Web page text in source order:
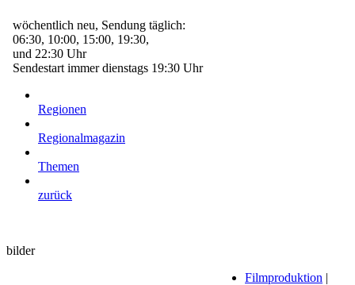
wöchentlich neu, Sendung täglich:
06:30, 10:00, 15:00, 19:30,
und 22:30 Uhr
Sendestart immer dienstags 19:30 Uhr
Regionen
Regionalmagazin
Themen
zurück
bilder
Filmproduktion |